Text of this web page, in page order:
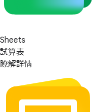
Sheets
試算表
瞭解詳情